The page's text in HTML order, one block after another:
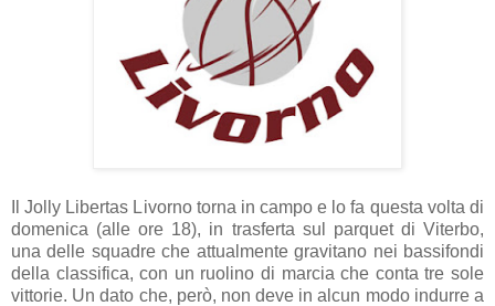
Il Jolly Libertas Livorno torna in campo e lo fa questa volta di
domenica (alle ore 18), in trasferta sul parquet di Viterbo,
una delle squadre che attualmente gravitano nei bassifondi
della classifica, con un ruolino di marcia che conta tre sole
vittorie. Un dato che, però, non deve in alcun modo indurre a